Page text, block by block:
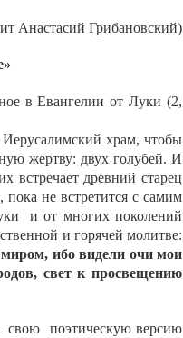
Анастасий Грибановский)
в Евангелии от Луки (2,
храм, чтобы
жертву: двух голубей. И
встречает древний старец
не встретится с самим
и от многих поколений
и горячей молитве:
ибо видели очи мои
свет к просвещению
свою
поэтическую версию